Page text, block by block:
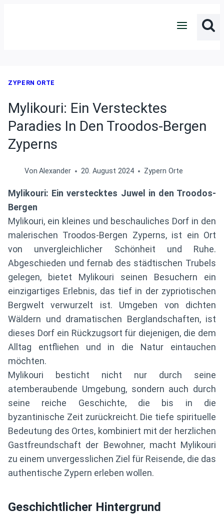
ZYPERN ORTE
Mylikouri: Ein Verstecktes
Paradies In Den Troodos-Bergen
Zyperns
Von Alexander 20. August 2024 Zypern Orte
Mylikouri: Ein verstecktes Juwel in den Troodos-
Bergen
Mylikouri, ein kleines und beschauliches Dorf in den
malerischen Troodos-Bergen Zyperns, ist ein Ort
von unvergleichlicher Schönheit und Ruhe.
Abgeschieden und fernab des städtischen Trubels
gelegen, bietet Mylikouri seinen Besuchern ein
einzigartiges Erlebnis, das tief in der zypriotischen
Bergwelt verwurzelt ist. Umgeben von dichten
Wäldern und dramatischen Berglandschaften, ist
dieses Dorf ein Rückzugsort für diejenigen, die dem
Alltag entfliehen und in die Natur eintauchen
möchten.
Mylikouri besticht nicht nur durch seine
atemberaubende Umgebung, sondern auch durch
seine reiche Geschichte, die bis in die
byzantinische Zeit zurückreicht. Die tiefe spirituelle
Bedeutung des Ortes, kombiniert mit der herzlichen
Gastfreundschaft der Bewohner, macht Mylikouri
zu einem unvergesslichen Ziel für Reisende, die das
authentische Zypern erleben wollen.
Geschichtlicher Hintergrund